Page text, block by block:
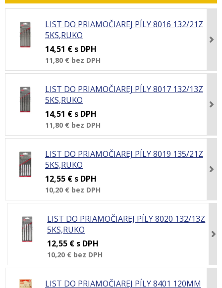
LIST DO PRIAMOČIAREJ PÍLY 8016 132/21Z
5KS,RUKO
14,51 € s DPH
11,80 € bez DPH
LIST DO PRIAMOČIAREJ PÍLY 8017 132/13Z
5KS,RUKO
14,51 € s DPH
11,80 € bez DPH
LIST DO PRIAMOČIAREJ PÍLY 8019 135/21Z
5KS,RUKO
12,55 € s DPH
10,20 € bez DPH
LIST DO PRIAMOČIAREJ PÍLY 8020 132/13Z
5KS,RUKO
12,55 € s DPH
10,20 € bez DPH
LIST DO PRIAMOČIAREJ PÍLY 8401 120MM